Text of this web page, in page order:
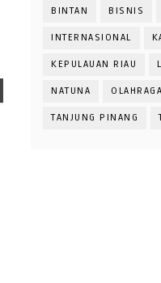
BINTAN BISNIS
INTERNASIONAL
KEPULAUAN RIAU
NATUNA OLAHRAGA
TANJUNG PINANG